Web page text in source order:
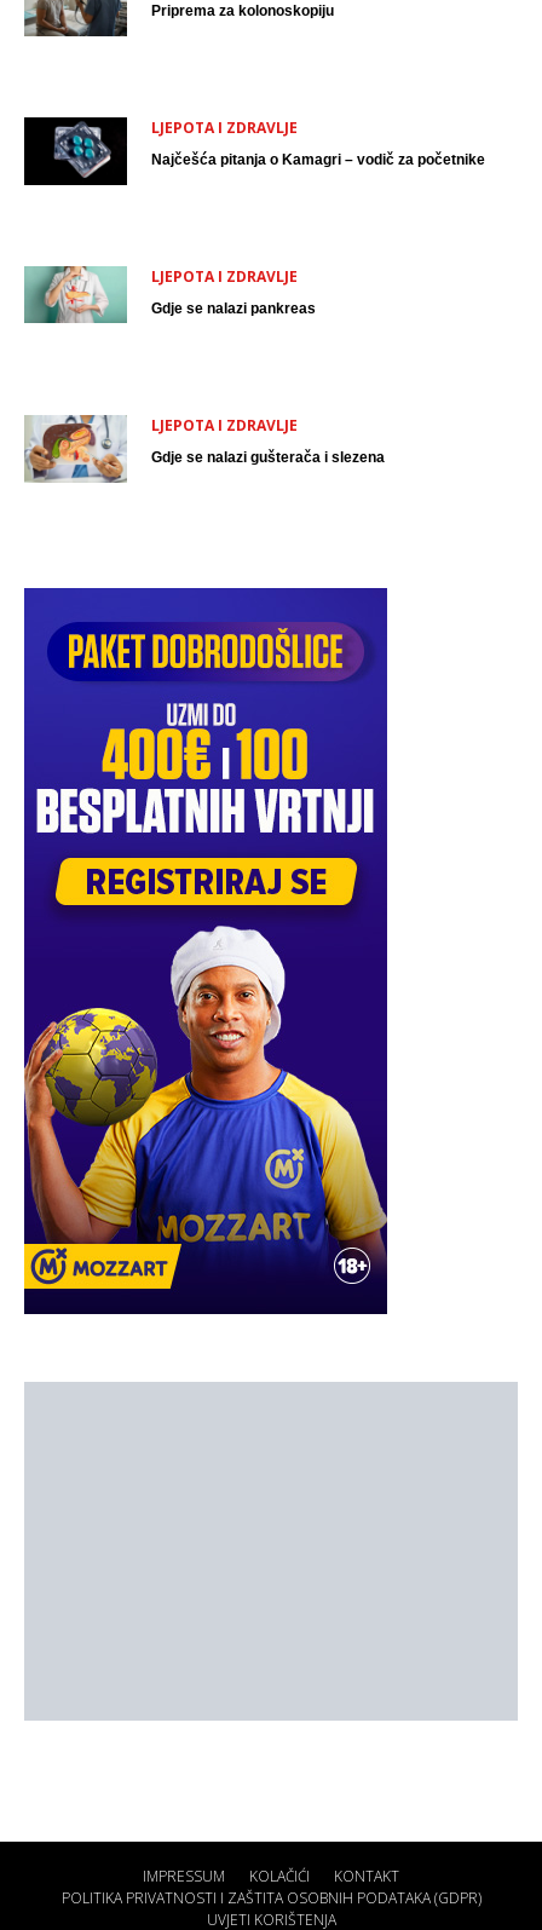
Priprema za kolonoskopiju
LJEPOTA I ZDRAVLJE
Najčešća pitanja o Kamagri – vodič za početnike
LJEPOTA I ZDRAVLJE
Gdje se nalazi pankreas
LJEPOTA I ZDRAVLJE
Gdje se nalazi gušterača i slezena
IMPRESSUM KOLAČIĆI
KONTAKT
POLITIKA PRIVATNOSTI I ZAŠTITA OSOBNIH PODATAKA (GDPR)
UVJETI KORIŠTENJA